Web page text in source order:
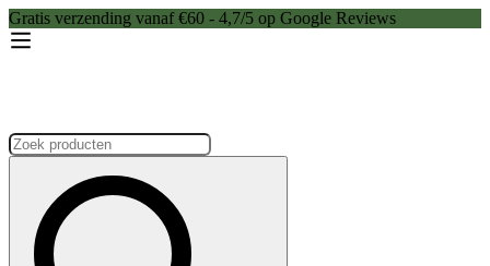
Gratis verzending vanaf €60 - 4,7/5 op Google Reviews
Zoeken: